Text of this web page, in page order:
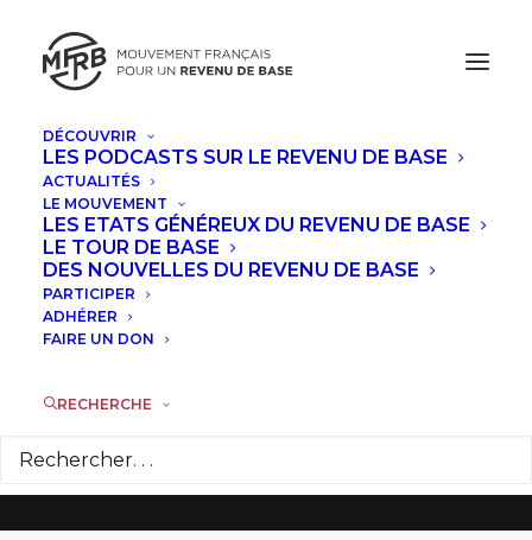
DÉCOUVRIR
LES PODCASTS SUR LE REVENU DE BASE
ACTUALITÉS
LE MOUVEMENT
LES ETATS GÉNÉREUX DU REVENU DE BASE
LE TOUR DE BASE
DES NOUVELLES DU REVENU DE BASE
PARTICIPER
ADHÉRER
FAIRE UN DON
RECHERCHE
Présentation du livre
du MFRB à la Maison
des Sciences